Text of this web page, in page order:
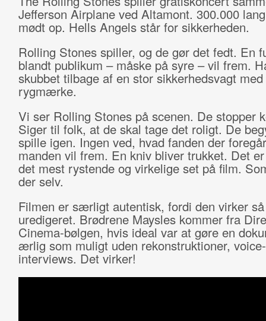
Jefferson Airplane ved Altamont. 300.000
mødt op. Hells Angels står for sikkerheden.
Rolling Stones spiller, og de gør det fedt. En
blandt publikum – måske på syre – vil frem.
skubbet tilbage af en stor sikkerhedsvagt med
rygmærke.
Vi ser Rolling Stones på scenen. De stopper
Siger til folk, at de skal tage det roligt. De
spille igen. Ingen ved, hvad fanden der
manden vil frem. En kniv bliver trukket. Det
det mest rystende og virkelige set på film.
der selv.
Filmen er særligt autentisk, fordi den virker så
uredigeret. Brødrene Maysles kommer fra
Cinema-bølgen, hvis ideal var at gøre en
ærlig som muligt uden rekonstruktioner,
interviews. Det virker!